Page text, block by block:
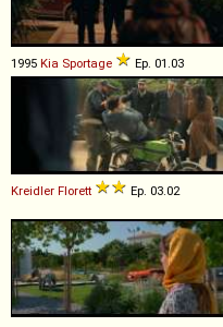
1995 Kia Sportage Ep. 01.03
Kreidler Florett Ep. 03.02